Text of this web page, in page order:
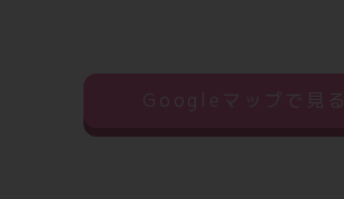
Googleマップで見る